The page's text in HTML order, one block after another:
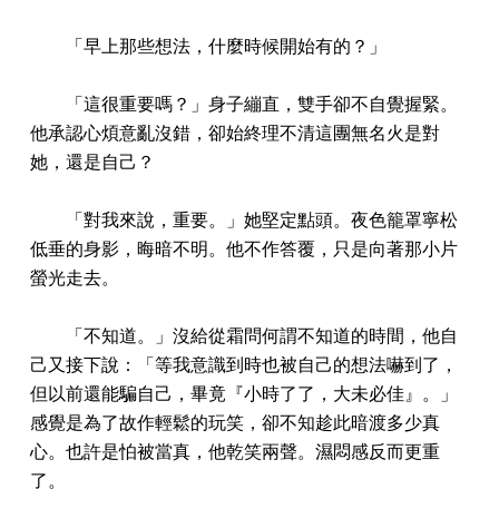
「早上那些想法，什麼時候開始有的？」
「這很重要嗎？」身子繃直，雙手卻不自覺握緊。
他承認心煩意亂沒錯，卻始終理不清這團無名火是對
她，還是自己？
「對我來說，重要。」她堅定點頭。夜色籠罩寧松
低垂的身影，晦暗不明。他不作答覆，只是向著那小片
螢光走去。
「不知道。」沒給從霜問何謂不知道的時間，他自
己又接下說：「等我意識到時也被自己的想法嚇到了，
但以前還能騙自己，畢竟『小時了了，大未必佳』。」
感覺是為了故作輕鬆的玩笑，卻不知趁此暗渡多少真
心。也許是怕被當真，他乾笑兩聲。濕悶感反而更重
了。